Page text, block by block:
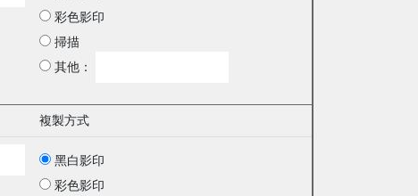
彩色影印
掃描
其他：
複製方式
黑白影印
彩色影印